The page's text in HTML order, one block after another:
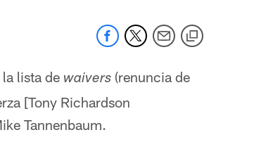
lista de waivers (renuncia de
[Tony Richardson
Tannenbaum.